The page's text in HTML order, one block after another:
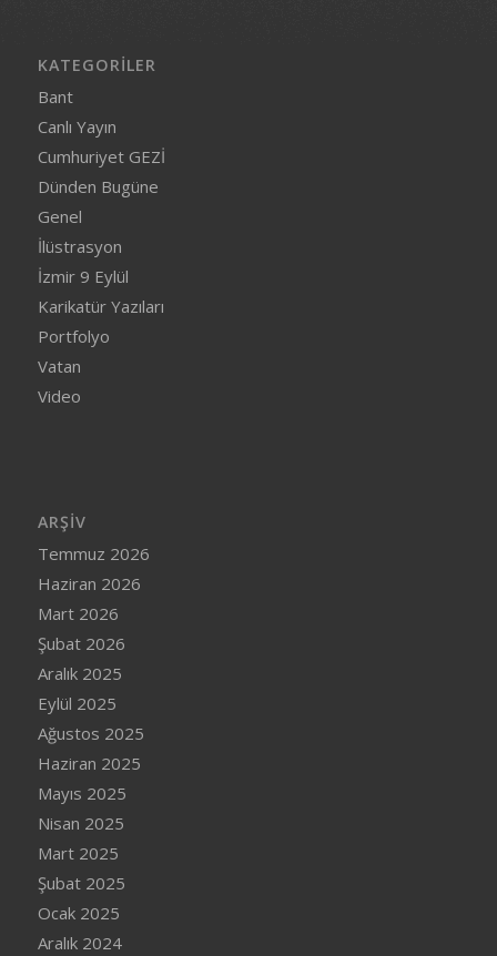
KATEGORILER
Bant
Canlı Yayın
Cumhuriyet GEZİ
Dünden Bugüne
Genel
İlüstrasyon
İzmir 9 Eylül
Karikatür Yazıları
Portfolyo
Vatan
Video
ARŞIV
Temmuz 2026
Haziran 2026
Mart 2026
Şubat 2026
Aralık 2025
Eylül 2025
Ağustos 2025
Haziran 2025
Mayıs 2025
Nisan 2025
Mart 2025
Şubat 2025
Ocak 2025
Aralık 2024